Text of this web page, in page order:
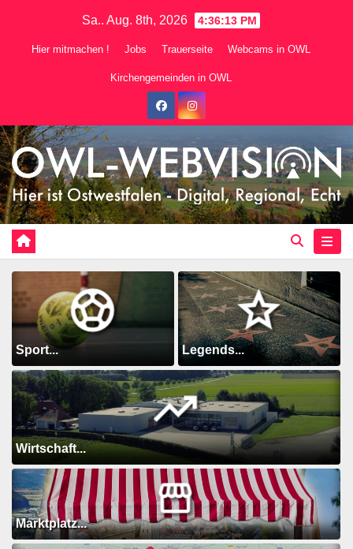
Sa.. Aug. 8th, 2026 4:36:14 PM
Hier mitmachen ! Jobs Trauerseite Webcams in OWL
Kirchengemeinden in OWL
Sport... Legends...
Wirtschaft...
Marktplatz...